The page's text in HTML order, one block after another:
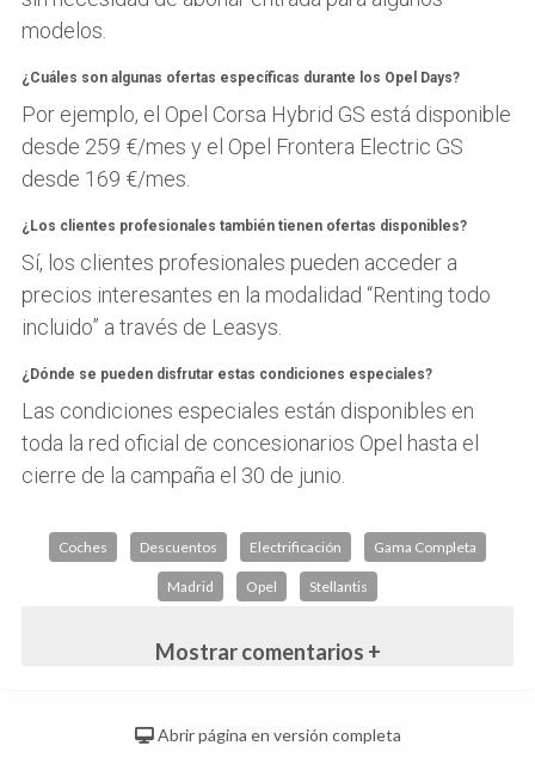
modelos.
¿Cuáles son algunas ofertas específicas durante los Opel Days?
Por ejemplo, el Opel Corsa Hybrid GS está disponible
desde 259 €/mes y el Opel Frontera Electric GS
desde 169 €/mes.
¿Los clientes profesionales también tienen ofertas disponibles?
Sí, los clientes profesionales pueden acceder a
precios interesantes en la modalidad “Renting todo
incluido” a través de Leasys.
¿Dónde se pueden disfrutar estas condiciones especiales?
Las condiciones especiales están disponibles en
toda la red oficial de concesionarios Opel hasta el
cierre de la campaña el 30 de junio.
Coches Descuentos Electrificación Gama Completa
Madrid Opel Stellantis
Mostrar comentarios +
Abrir página en versión completa